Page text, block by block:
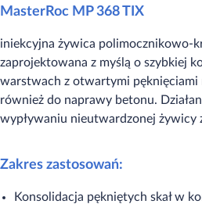
MasterRoc MP 368 TIX
iniekcyjna żywica polimocznikowo-
zaprojektowana z myślą o szybkiej
warstwach z otwartymi pęknięciami
również do naprawy betonu.
wypływaniu nieutwardzonej żywicy
Zakres zastosowań:
Konsolidacja pękniętych skał w